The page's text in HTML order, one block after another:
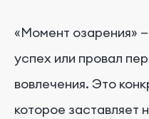
«Момент озарения»
успех или провал
вовлечения. Это
которое заставляет